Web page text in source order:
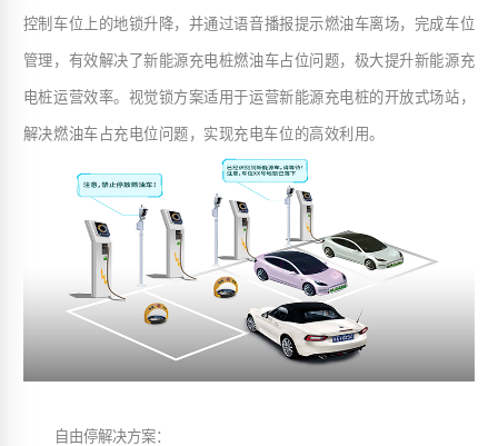
控制车位上的地锁升降，并通过语音播报提示燃油车离场，完成车位
管理，有效解决了新能源充电桩燃油车占位问题，极大提升新能源充
电桩运营效率。视觉锁方案适用于运营新能源充电桩的开放式场站，
解决燃油车占充电位问题，实现充电车位的高效利用。
自由停解决方案：